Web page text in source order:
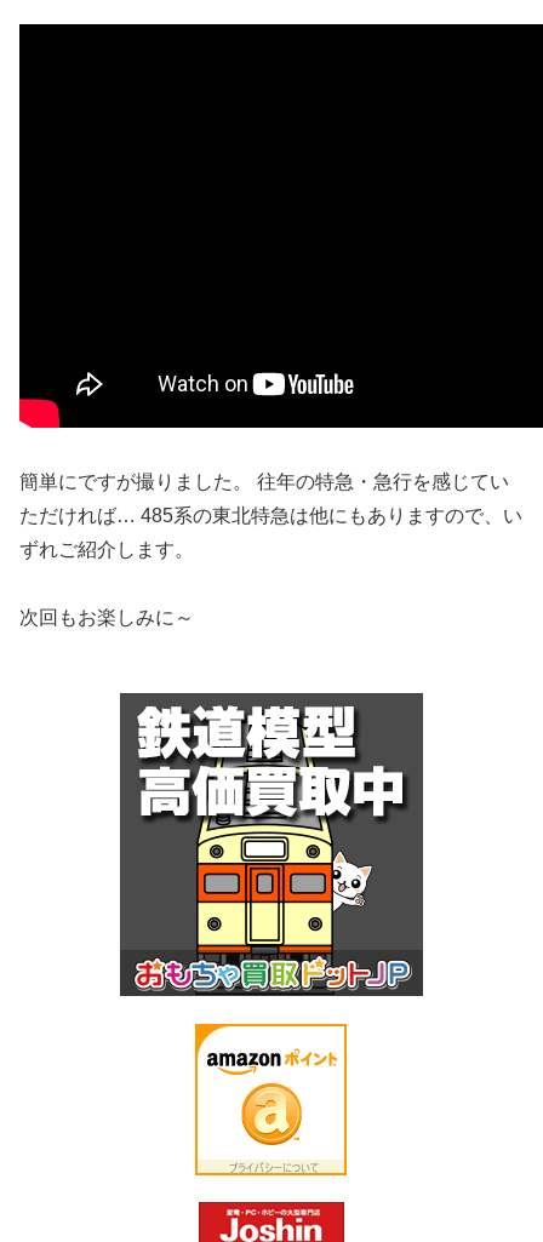
簡単にですが撮りました。 往年の特急・急行を感じてい
ただければ… 485系の東北特急は他にもありますので、い
ずれご紹介します。
次回もお楽しみに～